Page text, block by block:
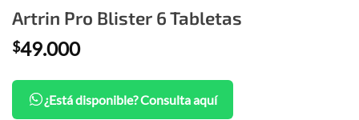
Artrin Pro Blister 6 Tabletas
$49.000
¿Está disponible? Consulta aquí